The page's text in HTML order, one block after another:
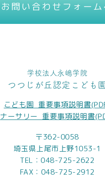
お問い合わせフォーム
学校法人永嶋学院
つつじが丘認定こども
こども園_重要事項説明書
ナーサリー_重要事項説明書
〒362-0058
埼玉県上尾市上野1053-1
TEL： 048-725-2622
FAX：048-725-2912